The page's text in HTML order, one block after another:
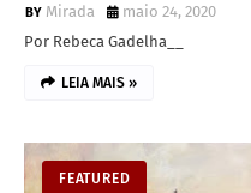
Mirada
maio 24, 2020
Por Rebeca Gadelha__
LEIA MAIS »
FEATURED